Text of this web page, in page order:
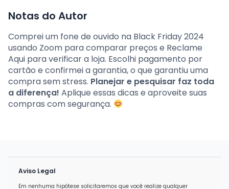
Notas do Autor
Comprei um fone de ouvido na Black Friday 2024
usando Zoom para comparar preços e Reclame
Aqui para verificar a loja. Escolhi pagamento por
cartão e confirmei a garantia, o que garantiu uma
compra sem stress. Planejar e pesquisar faz toda
a diferença! Aplique essas dicas e aproveite suas
compras com segurança.
Aviso Legal
Em nenhuma hipótese solicitaremos que você realize qualquer